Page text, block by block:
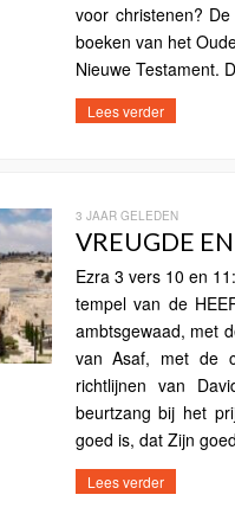
voor christenen?
boeken van het
Nieuwe Testament.
Lees verder
3 JAAR GELEDEN
VREUGDE
Ezra 3 vers 10 en
tempel van de
ambtsgewaad, met
van Asaf, met de
richtlijnen van
beurtzang bij het
goed is, dat Zijn
Lees verder